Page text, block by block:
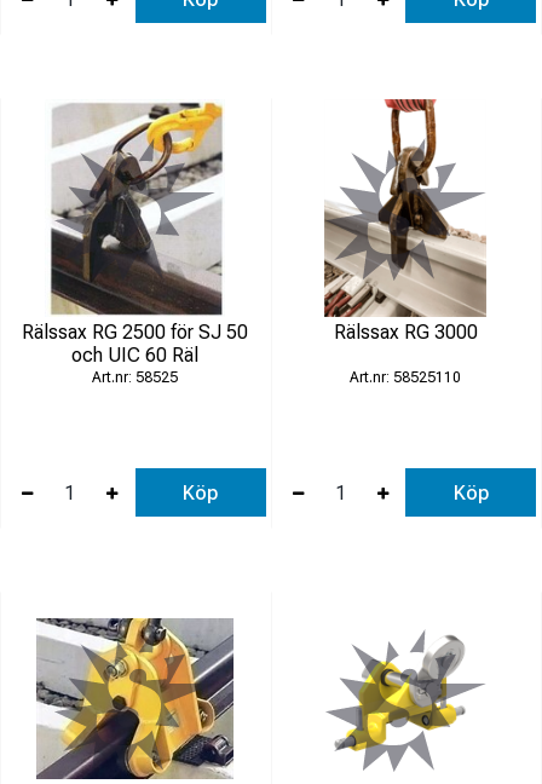
Rälssax RG 2500 för SJ 50
och UIC 60 Räl
58525
Köp
Rälssax RG 3000
58525110
Köp